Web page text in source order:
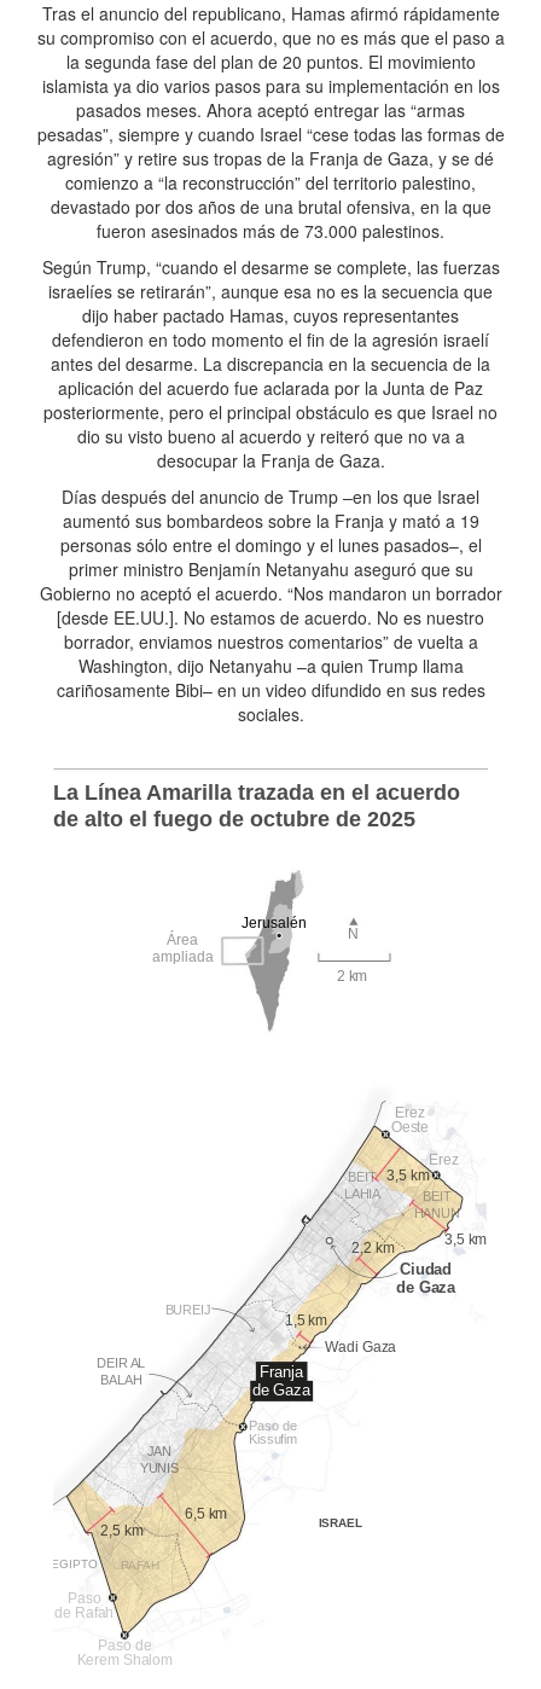
Tras el anuncio del republicano, Hamas afirmó rápidamente
su compromiso con el acuerdo, que no es más que el paso a
la segunda fase del plan de 20 puntos. El movimiento
islamista ya dio varios pasos para su implementación en los
pasados meses. Ahora aceptó entregar las “armas
pesadas”, siempre y cuando Israel “cese todas las formas de
agresión” y retire sus tropas de la Franja de Gaza, y se dé
comienzo a “la reconstrucción” del territorio palestino,
devastado por dos años de una brutal ofensiva, en la que
fueron asesinados más de 73.000 palestinos.
Según Trump, “cuando el desarme se complete, las fuerzas
israelíes se retirarán”, aunque esa no es la secuencia que
dijo haber pactado Hamas, cuyos representantes
defendieron en todo momento el fin de la agresión israelí
antes del desarme. La discrepancia en la secuencia de la
aplicación del acuerdo fue aclarada por la Junta de Paz
posteriormente, pero el principal obstáculo es que Israel no
dio su visto bueno al acuerdo y reiteró que no va a
desocupar la Franja de Gaza.
Días después del anuncio de Trump –en los que Israel
aumentó sus bombardeos sobre la Franja y mató a 19
personas sólo entre el domingo y el lunes pasados–, el
primer ministro Benjamín Netanyahu aseguró que su
Gobierno no aceptó el acuerdo. “Nos mandaron un borrador
[desde EE.UU.]. No estamos de acuerdo. No es nuestro
borrador, enviamos nuestros comentarios” de vuelta a
Washington, dijo Netanyahu –a quien Trump llama
cariñosamente Bibi– en un video difundido en sus redes
sociales.
La Línea Amarilla trazada en el acuerdo
de alto el fuego de octubre de 2025
Jerusalén
N
Área
ampliada
2 km
Erez
Oeste
Erez
3,5 km
BEIT
LAHIA
BEIT
HANUN
3,5 km
2,2 km
Ciudad
de Gaza
BUREIJ
1,5 km
Wadi Gaza
DEIR AL
BALAH
Franja
de Gaza
Paso de
Kissufim
JAN
YUNIS
6,5 km
ISRAEL
2,5 km
EGIPTO RAFAH
Paso
de Rafah
Paso de
Kerem Shalom